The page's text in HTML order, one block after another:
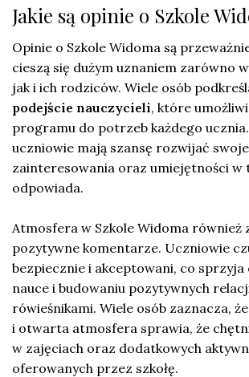
Jakie są opinie o Szkole
Opinie o Szkole Widoma są
cieszą się dużym uznaniem zarówno
jak i ich rodziców. Wiele osób
podejście nauczycieli, które
programu do potrzeb każdego
uczniowie mają szansę rozwijać swoje
zainteresowania oraz umiejętności w
odpowiada.
Atmosfera w Szkole Widoma również
pozytywne komentarze. Uczniowie
bezpiecznie i akceptowani, co sprzyja
nauce i budowaniu pozytywnych
rówieśnikami. Wiele osób zaznacza,
i otwarta atmosfera sprawia, że
w zajęciach oraz dodatkowych
oferowanych przez szkołę.